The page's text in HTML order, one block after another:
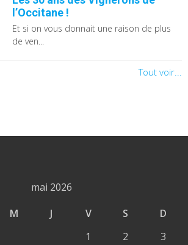
l’Occitane !
Et si on vous donnait une raison de plus
de ven...
Tout voir...
mai 2026
M J V S
D
1
2
3